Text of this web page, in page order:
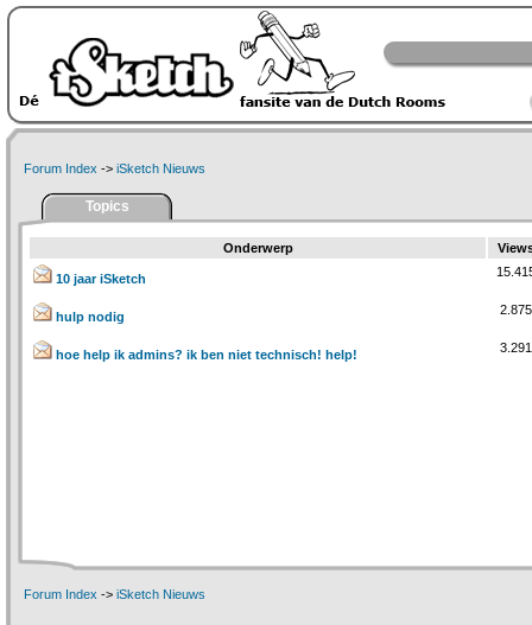
Forum Index -> iSketch Nieuws
Topics
Onderwerp
10 jaar iSketch
hulp nodig 2.875
hoe help ik admins? ik ben niet technisch! help! 3.291
Forum Index -> iSketch Nieuws